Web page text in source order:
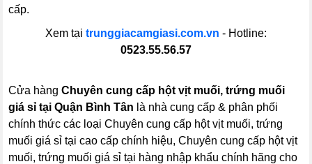
cấp.
Xem tại trunggiacamgiasi.com.vn - Hotline:
0523.55.56.57
Cửa hàngChuyên cung cấp hột vịt muối, trứng muối
giá sỉ tại Quận Bình Tân là nhà cung cấp & phân phối
chính thức các loại Chuyên cung cấp hột vịt muối, trứng
muối giá sỉ tại cao cấp chính hiệu, Chuyên cung cấp hột vịt
muối, trứng muối giá sỉ tại hàng nhập khẩu chính hãng cho